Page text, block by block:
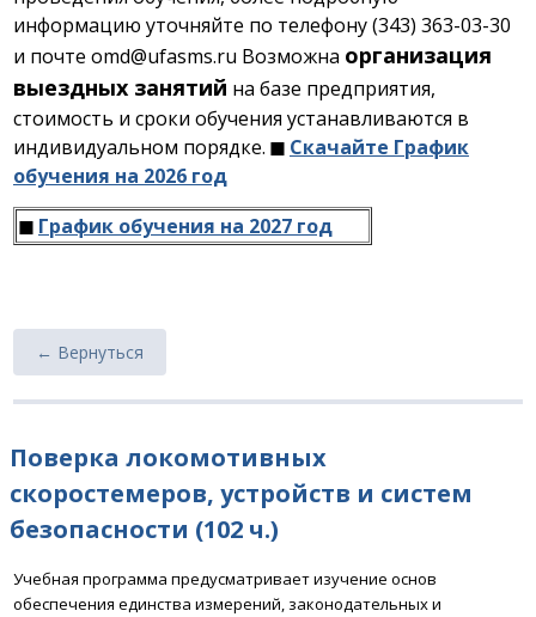
информацию уточняйте по телефону (343) 363-03-30
и почте omd@ufasms.ru Возможна организация
выездных занятий на базе предприятия,
стоимость и сроки обучения устанавливаются в
индивидуальном порядке. ◼ Скачайте График
обучения на 2026 год
◼ График обучения на 2027 год
← Вернуться
Поверка локомотивных
скоростемеров, устройств и систем
безопасности (102 ч.)
Учебная программа предусматривает изучение основ
обеспечения единства измерений, законодательных и